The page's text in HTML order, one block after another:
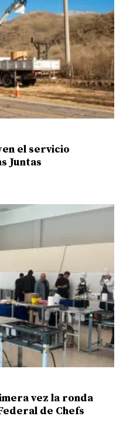
el servicio
Juntas
vez la ronda
de Chefs